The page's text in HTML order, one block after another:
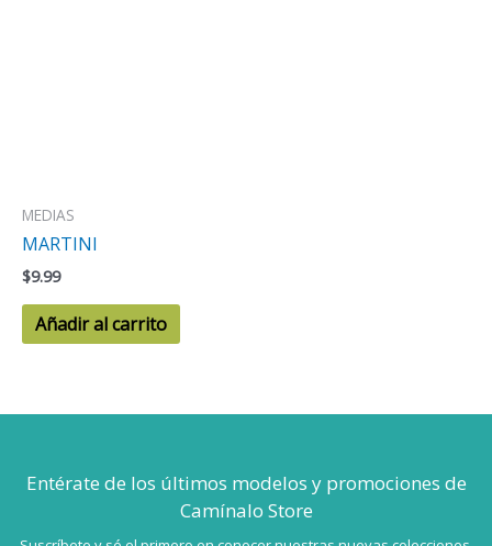
MEDIAS
MARTINI
$9.99
Añadir al carrito
Entérate de los últimos modelos y promociones de
Camínalo Store